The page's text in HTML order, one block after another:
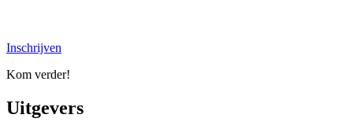
Inschrijven
Kom verder!
Uitgevers